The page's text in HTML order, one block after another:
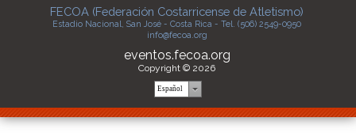
FECOA (Federación Costarricense de Atletismo)
Estadio Nacional, San José - Costa Rica - Tel. (506) 2549-0950
info@fecoa.org
eventos.fecoa.org
Copyright © 2026